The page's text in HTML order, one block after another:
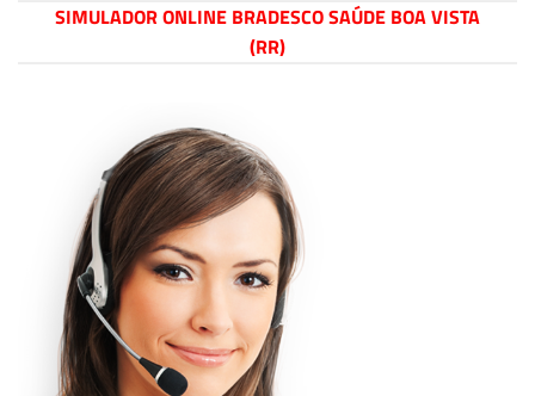
SIMULADOR ONLINE BRADESCO SAÚDE BOA VISTA
(RR)